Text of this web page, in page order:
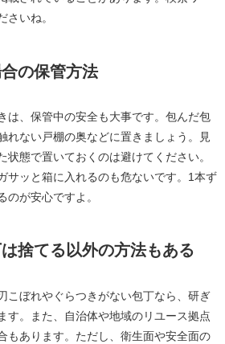
さいね。
の保管方法
は、保管中の安全も大事です。包んだ包
れない戸棚の奥などに置きましょう。見
状態で置いておくのは避けてください。
サッと箱に入れるのも危ないです。1本ず
のが安心ですよ。
捨てる以外の方法もある
こぼれやぐらつきがない包丁なら、研ぎ
す。また、自治体や地域のリユース拠点
もあります。ただし、衛生面や安全面の